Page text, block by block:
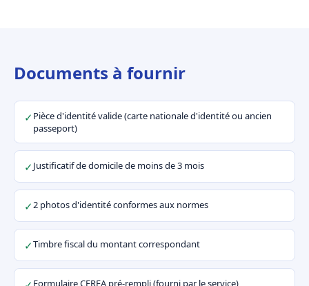
Documents à fournir
✓ Pièce d'identité valide (carte nationale d'identité ou ancien
passeport)
✓Justificatif de domicile de moins de 3 mois
✓2 photos d'identité conformes aux normes
✓Timbre fiscal du montant correspondant
Formulaire CERFA pré-rempli (fourni par le service)